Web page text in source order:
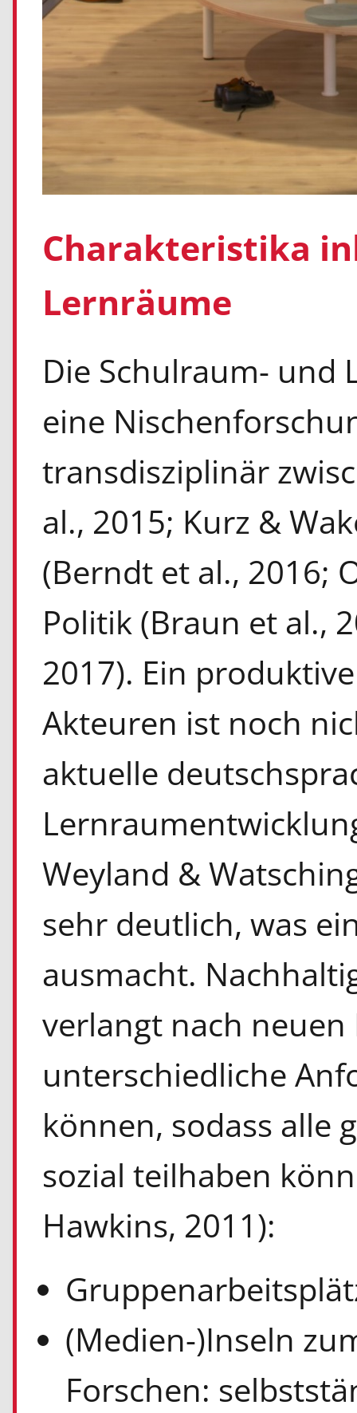
Charakteristika
Lernräume
Die Schulraum- und
eine
transdisziplinär
al., 2015; Kurz &
(Berndt et al., 2016;
Politik (Braun et al.,
2017). Ein
Akteuren ist noch
aktuelle
Weyland &
sehr deutlich, was
ausmacht.
verlangt nach
unterschiedliche
können, sodass alle
sozial teilhaben
Hawkins, 2011):
(Medien-)Inseln
Forschen: